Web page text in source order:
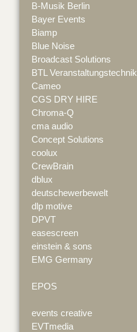
B-Musik Berlin
Bayer Events
Biamp
Blue Noise
Broadcast Solutions
BTL Veranstaltungstechnik
Cameo
CGS DRY HIRE
Chroma-Q
cma audio
Concept Solutions
coolux
CrewBrain
dblux
deutschewerbewelt
dlp motive
DPVT
easescreen
einstein & sons
EMG Germany
EPOS
events creative
EVTmedia